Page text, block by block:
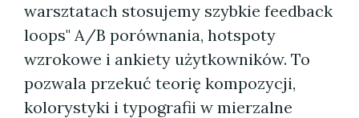
warsztatach stosujemy szybkie feedback
loops" A/B porównania, hotspoty
wzrokowe i ankiety użytkowników. To
pozwala przekuć teorię kompozycji,
kolorystyki i typografii w mierzalne